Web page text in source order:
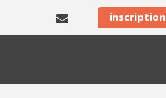
inscription